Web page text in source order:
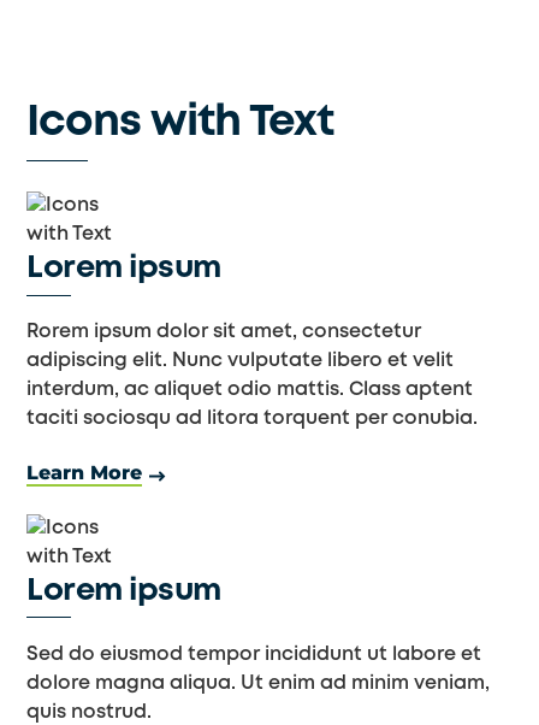
Icons with Text
Lorem ipsum
Rorem ipsum dolor sit amet, consectetur
adipiscing elit. Nunc vulputate libero et velit
interdum, ac aliquet odio mattis. Class aptent
taciti sociosqu ad litora torquent per conubia.
Learn More
Lorem ipsum
Sed do eiusmod tempor incididunt ut labore et
dolore magna aliqua. Ut enim ad minim veniam,
quis nostrud.